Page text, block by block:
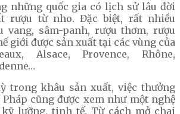
những quốc gia có lịch sử lâu đời
rượu từ nho. Đặc biệt, rất nhiều
vang, sâm-panh, rượu thơm, rượu
giới được sản xuất tại các vùng của
Alsace, Provence, Rhône,
trong khâu sản xuất, việc thưởng
cũng được xem như một nghệ
lưỡng, tinh tế. Từ cách mở chai